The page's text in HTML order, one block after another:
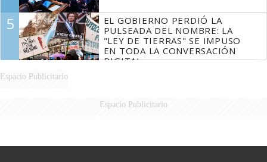
5
EL GOBIERNO PERDIÓ LA
PULSEADA DEL NOMBRE: LA
"LEY DE TIERRAS" SE IMPUSO
EN TODA LA CONVERSACIÓN
DIGITAL
Espacio Publicitario
Espacio Publicitario